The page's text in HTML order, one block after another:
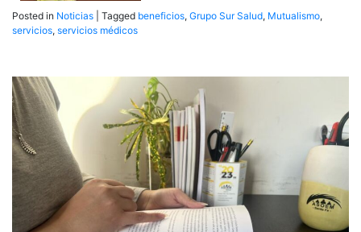
Posted in Noticias Tagged beneficios, Grupo Sur Salud, Mutualismo,
servicios, servicios médicos